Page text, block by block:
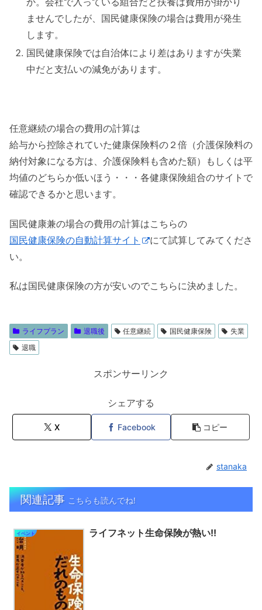
ませんでしたが、国民健康保険の場合は費用が発生
します。
国民健康保険では自治体により差はありますが失業
中だと支払いの減免があります。
任意継続の場合の費用の計算は
給与から控除されていた健康保険料の２倍（介護保険料の
納付対象になる方は、介護保険料も含めた額）もしくは平
均値のどちらか低いほう・・・各健康保険組合のサイトで
確認できるかと思います。
国民健康兼の場合の費用の計算はこちらの
国民健康保険の自動計算サイト
にて試算してみてくださ
い。
私は国民健康保険の方が安いのでこちらに決めました。
ライフプラン 退職後 任意継続 国民健康保険
失業
退職
スポンサーリンク
シェアする
X Facebook コピー
stanaka
関連記事 こちらも読んでね!
イベント ライフネット生命保険が熱い!!